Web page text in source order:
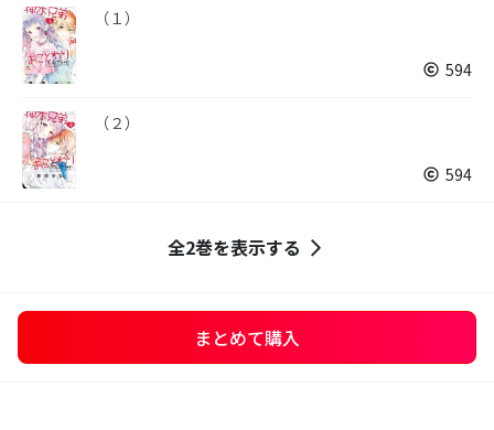
（１）
594
（２）
594
全2巻を表示する
まとめて購入